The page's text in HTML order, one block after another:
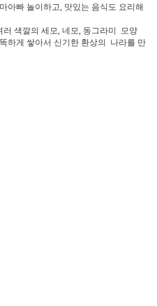
아빠 놀이하고, 맛있는 음식도 요리해
색깔의 세모, 네모, 동그라미 모양
하게 쌓아서 신기한 환상의 나라를 만